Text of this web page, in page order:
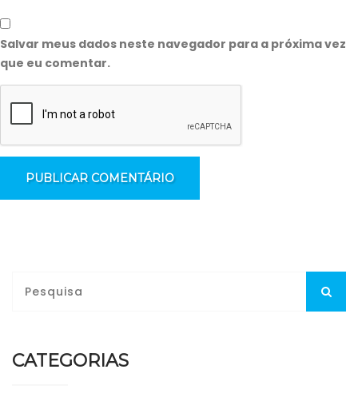
Salvar meus dados neste navegador para a próxima vez
que eu comentar.
CATEGORIAS